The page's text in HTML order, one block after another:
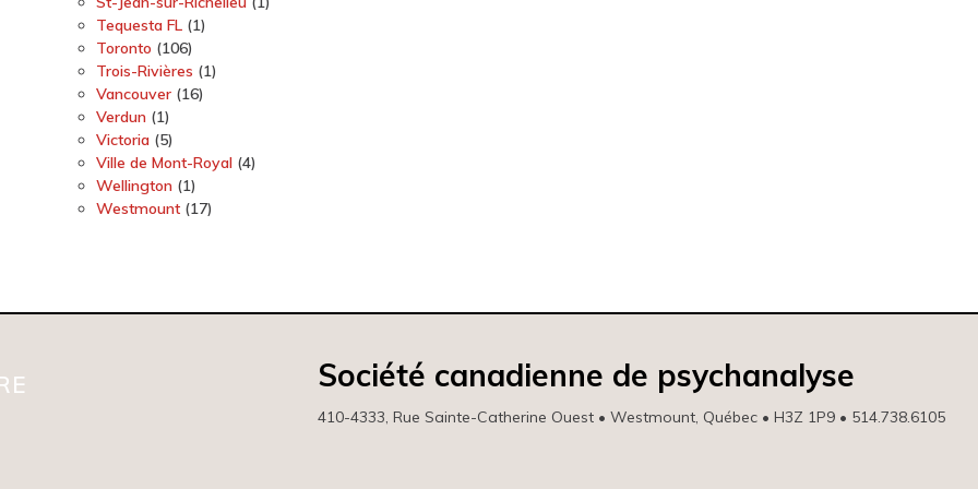
Tequesta FL(1)
Toronto (106)
Trois-Rivières (1)
Vancouver(16)
Verdun(1)
Victoria(5)
Ville de Mont-Royal(4)
Wellington(1)
Westmount(17)
Société canadienne de psychanalyse
410-4333, Rue Sainte-Catherine Ouest • Westmount, Québec • H3Z 1P9 • 514.738.6105